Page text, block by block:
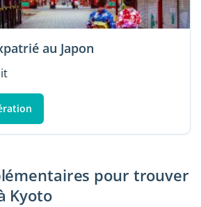
au Japon
pour trouver
Kyoto